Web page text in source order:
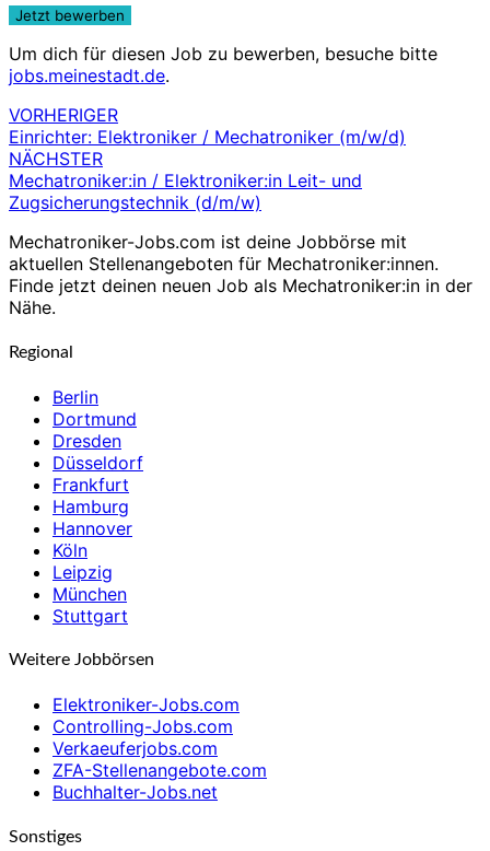
Um dich für diesen Job zu bewerben, besuche bitte
jobs.meinestadt.de.
Beitragsnavigation
VORHERIGER
Einrichter: Elektroniker / Mechatroniker (m/w/d)
NÄCHSTER
Mechatroniker:in / Elektroniker:in Leit- und
Zugsicherungstechnik (d/m/w)
Mechatroniker-Jobs.com ist deine Jobbörse mit
aktuellen Stellenangeboten für Mechatroniker:innen.
Finde jetzt deinen neuen Job als Mechatroniker:in in der
Nähe.
Regional
Berlin
Dortmund
Dresden
Düsseldorf
Frankfurt
Hamburg
Hannover
Köln
Leipzig
München
Stuttgart
Weitere Jobbörsen
Elektroniker-Jobs.com
Controlling-Jobs.com
Verkaeuferjobs.com
ZFA-Stellenangebote.com
Buchhalter-Jobs.net
Sonstiges